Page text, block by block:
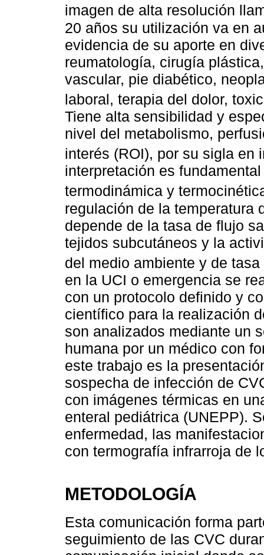
imagen de alta resolución
20 años su utilización va en
evidencia de su aporte en
reumatología, cirugía
vascular, pie diabético,
laboral, terapia del dolor,
Tiene alta sensibilidad y
nivel del metabolismo,
interés (ROI), por su sigla en
interpretación es
termodinámica y
regulación de la temperatura
depende de la tasa de flujo
tejidos subcutáneos y la
del medio ambiente y de
en la UCI o emergencia se
con un protocolo definido y
científico para la realización
son analizados mediante un
humana por un médico con
este trabajo es la
sospecha de infección de
con imágenes térmicas en
enteral pediátrica (UNEPP).
enfermedad, las
con termografía infrarroja de
METODOLOGÍA
Esta comunicación forma
seguimiento de las CVC